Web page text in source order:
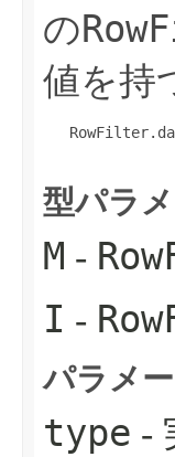
の
値を持
型パラ
M -
I -
パラメ
type -